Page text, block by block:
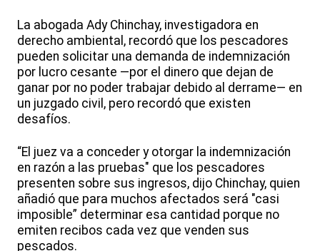
La abogada Ady Chinchay, investigadora en
derecho ambiental, recordó que los pescadores
pueden solicitar una demanda de indemnización
por lucro cesante —por el dinero que dejan de
ganar por no poder trabajar debido al derrame— en
un juzgado civil, pero recordó que existen
desafíos.
“El juez va a conceder y otorgar la indemnización
en razón a las pruebas" que los pescadores
presenten sobre sus ingresos, dijo Chinchay, quien
añadió que para muchos afectados será "casi
imposible” determinar esa cantidad porque no
emiten recibos cada vez que venden sus
pescados.